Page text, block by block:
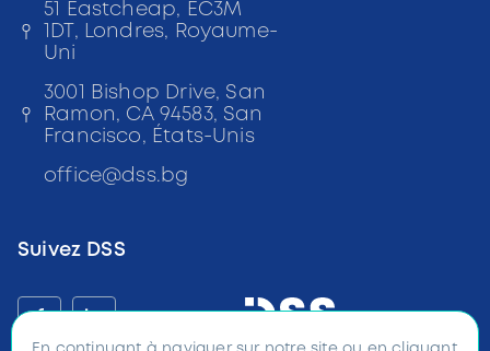
51 Eastcheap, EC3M
1DT, Londres, Royaume-
Uni
3001 Bishop Drive, San
Ramon, CA 94583, San
Francisco, États-Unis
office@dss.bg
Suivez DSS